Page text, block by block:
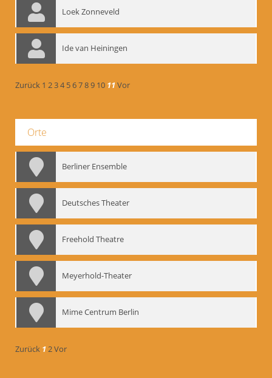
Loek Zonneveld
Ide van Heiningen
Zurück 1 234 56789 10 11Vor
Orte
Berliner Ensemble
Deutsches Theater
Freehold Theatre
Meyerhold-Theater
Mime Centrum Berlin
Zurück 12Vor